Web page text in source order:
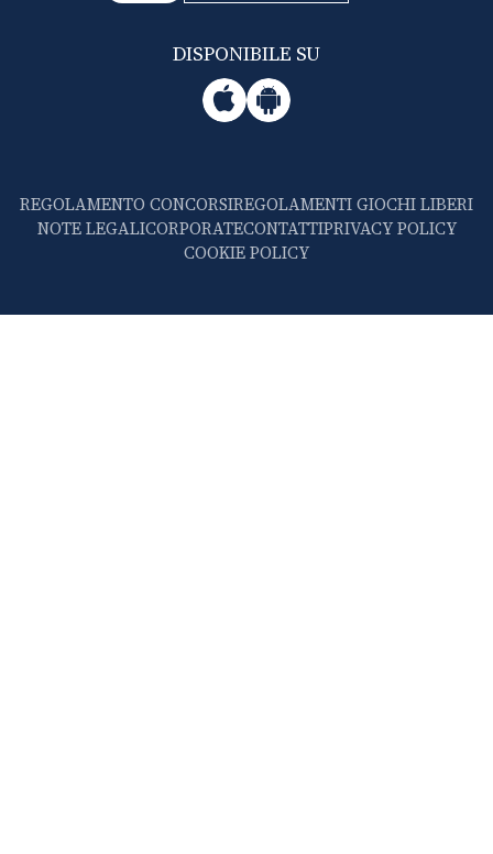
DISPONIBILE SU
REGOLAMENTO CONCORSIREGOLAMENTI GIOCHI LIBERI
NOTE LEGALICORPORATECONTATTIPRIVACY POLICY
COOKIE POLICY